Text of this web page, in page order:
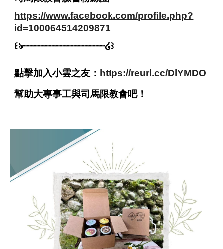
https://www.facebook.com/profile.php?
id=100064514209871
꒰ঌ┈┈┈┈┈┈┈┈┈┈┈┈┈┈┈໒꒱
點擊加入小雲之友： https://reurl.cc/DlYMDO
幫助大專事工與司馬限教會吧！